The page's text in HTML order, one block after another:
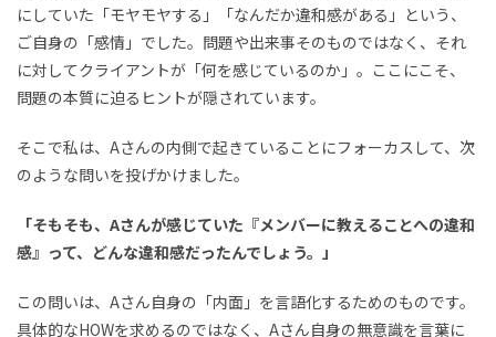
にしていた「モヤモヤする」「なんだか違和感がある」という、
ご自身の「感情」でした。問題や出来事そのものではなく、それ
に対してクライアントが「何を感じているのか」。ここにこそ、
問題の本質に迫るヒントが隠されています。
そこで私は、Aさんの内側で起きていることにフォーカスして、次
のような問いを投げかけました。
「そもそも、Aさんが感じていた『メンバーに教えることへの違和
感』って、どんな違和感だったんでしょう。」
この問いは、Aさん自身の「内面」を言語化するためのものです。
具体的なHOWを求めるのではなく、Aさん自身の無意識を言葉に